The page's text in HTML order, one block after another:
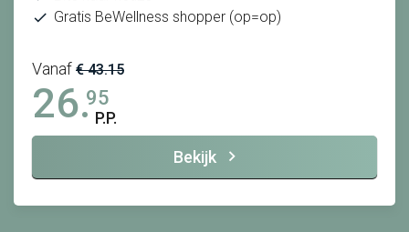
Gratis BeWellness shopper (op=op)
Vanaf € 43.15
26.95
P.P.
Bekijk